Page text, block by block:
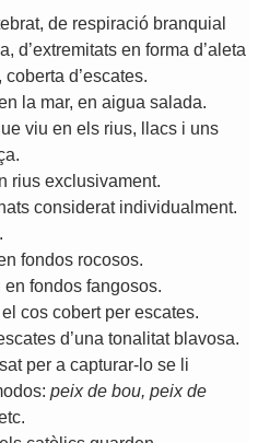
, de respiració branquial
, d’extremitats en forma d’aleta
coberta d’escates.
la mar, en aigua salada.
viu en els rius, llacs i uns
.
rius exclusivament.
considerat individualment.
.
fondos rocosos.
en fondos fangosos.
el cos cobert per escates.
d’una tonalitat blavosa.
per a capturar- lo se li
: peix de bou, peix de
.